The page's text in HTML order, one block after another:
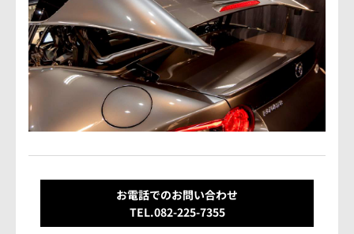
お気軽にお問い合わせください。
TEL.082-225-7355
LINEでお問い合わせ
営業時間：10:00~18:00（日・祝10:00~17:00）
定休日：第3日曜/水曜定休
お電話でのお問い合わせ
TEL.082-225-7355